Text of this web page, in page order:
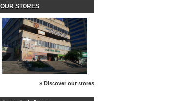
OUR STORES
» Discover our stores